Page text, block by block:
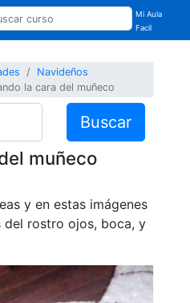
Mi Aula
Facil
Navideños
la cara del muñeco
Buscar
muñeco
y en estas imágenes
del rostro ojos, boca, y